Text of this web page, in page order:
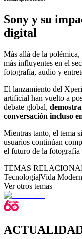
Sony y su
digital
Más allá de la polémica,
más influyentes en el
fotografía, audio y
El lanzamiento del
artificial han vuelto a
debate global,
conversación incluso
Mientras tanto, el tema
usuarios continúan
el futuro de la
TEMAS
Tecnología|Vida
Ver otros temas